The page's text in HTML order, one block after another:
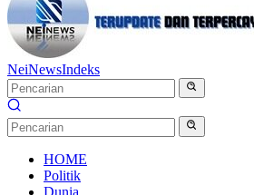
NeiNewsIndeks
HOME
Politik
Dunia